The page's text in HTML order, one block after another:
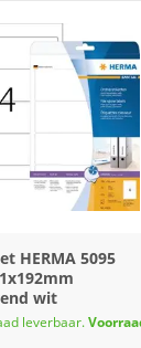
HERMA 5095
wit
leverbaar.